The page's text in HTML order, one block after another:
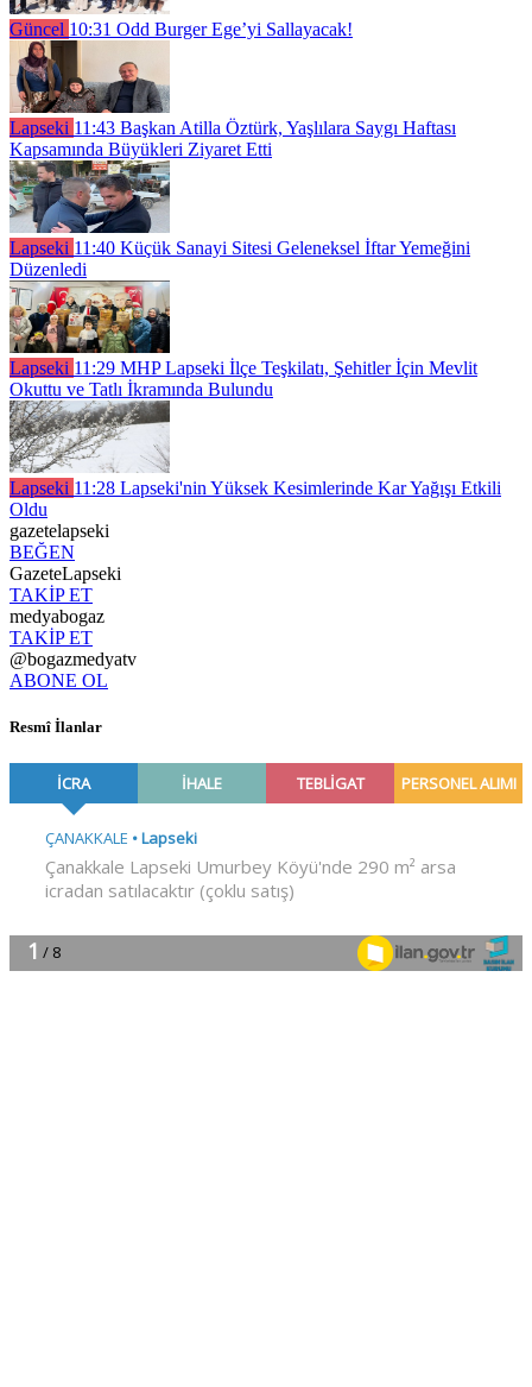
Güncel 10:31 Odd Burger Ege’yi Sallayacak!
Lapseki 11:43 Başkan Atilla Öztürk, Yaşlılara Saygı Haftası
Kapsamında Büyükleri Ziyaret Etti
Lapseki 11:40 Küçük Sanayi Sitesi Geleneksel İftar Yemeğini
Düzenledi
Lapseki 11:29 MHP Lapseki İlçe Teşkilatı, Şehitler İçin Mevlit
Okuttu ve Tatlı İkramında Bulundu
Lapseki 11:28 Lapseki'nin Yüksek Kesimlerinde Kar Yağışı Etkili
Oldu
gazetelapseki
BEĞEN
GazeteLapseki
TAKİP ET
medyabogaz
TAKİP ET
@bogazmedyatv
ABONE OL
Resmî İlanlar